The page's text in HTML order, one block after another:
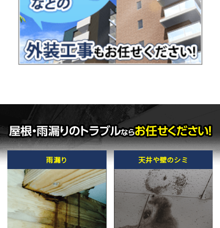
雨漏り 天井や壁のシミ